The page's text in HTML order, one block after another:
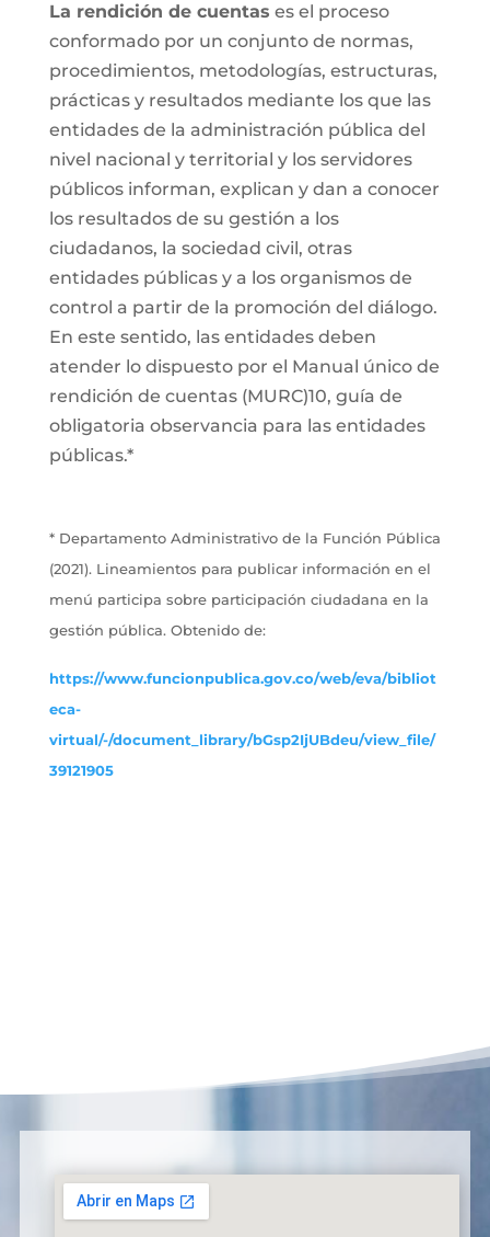
La rendición de cuentas es el proceso
conformado por un conjunto de normas,
procedimientos, metodologías, estructuras,
prácticas y resultados mediante los que las
entidades de la administración pública del
nivel nacional y territorial y los servidores
públicos informan, explican y dan a conocer
los resultados de su gestión a los
ciudadanos, la sociedad civil, otras
entidades públicas y a los organismos de
control a partir de la promoción del diálogo.
En este sentido, las entidades deben
atender lo dispuesto por el Manual único de
rendición de cuentas (MURC)10, guía de
obligatoria observancia para las entidades
públicas.*
* Departamento Administrativo de la Función Pública
(2021). Lineamientos para publicar información en el
menú participa sobre participación ciudadana en la
gestión pública. Obtenido de:
https://www.funcionpublica.gov.co/web/eva/bibliot
eca-
virtual/-/document_library/bGsp2IjUBdeu/view_file/
39121905